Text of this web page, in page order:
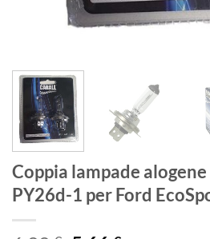
Coppia lampade
PY26d-1 per Ford